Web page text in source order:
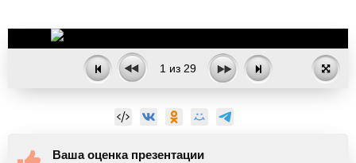
1 из 29
Ваша оценка презентации